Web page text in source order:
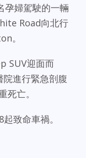
孕婦駕駛的一輛
Road向北行
。
SUV迎面而
進行緊急剖腹
死亡。
致命車禍。